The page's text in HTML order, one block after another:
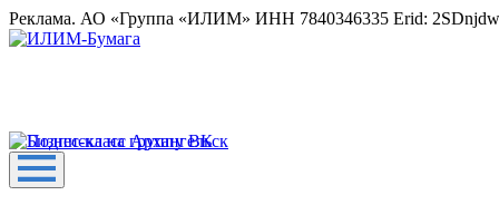
Реклама. АО «Группа «ИЛИМ» ИНН 7840346335 Erid: